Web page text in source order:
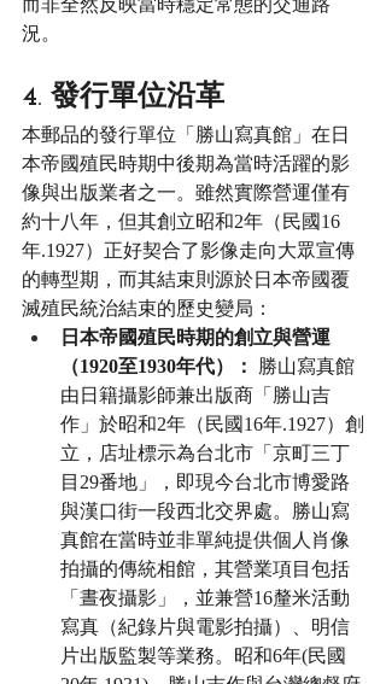
況。
4. 發行單位沿革
本郵品的發行單位「勝山寫真館」在日
本帝國殖民時期中後期為當時活躍的影
像與出版業者之一。雖然實際營運僅有
約十八年，但其創立昭和2年（民國16
年.1927）正好契合了影像走向大眾宣傳
的轉型期，而其結束則源於日本帝國覆
滅殖民統治結束的歷史變局：
日本帝國殖民時期的創立與營運
（1920至1930年代）：
勝山寫真館
由日籍攝影師兼出版商「勝山吉
作」於昭和2年（民國16年.1927）創
立，店址標示為台北市「京町三丁
目29番地」，即現今台北市博愛路
與漢口街一段西北交界處。勝山寫
真館在當時並非單純提供個人肖像
拍攝的傳統相館，其營業項目包括
「晝夜攝影」，並兼營16釐米活動
寫真（紀錄片與電影拍攝）、明信
片出版監製等業務。昭和6年(民國